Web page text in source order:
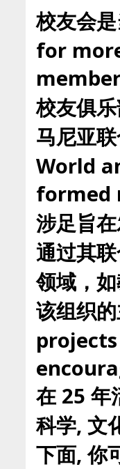
校友会
for
校友俱
马尼亚
World
formed
涉足旨
通过其
领域，
该组织
在 25 年
科学, 文
下面, 你